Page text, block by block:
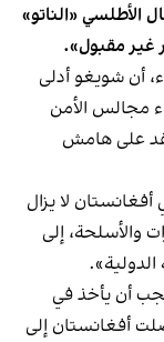
«الناتو»
غير مقبول».
أن شويغو أدلى
مجالس الأمن
على هامش
«الوضع في أفغانستان لا يزال
والأسلحة، إلى
أن يأخذ في
أفغانستان إلى